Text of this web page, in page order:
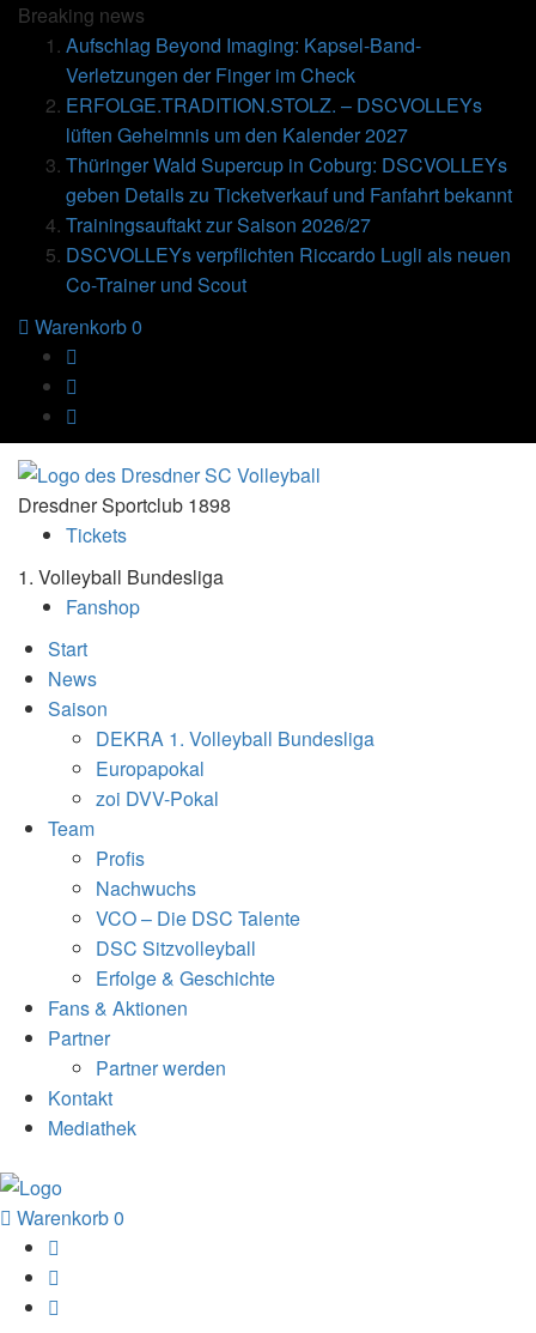
Breaking news
Aufschlag Beyond Imaging: Kapsel-Band-
Verletzungen der Finger im Check
ERFOLGE.TRADITION.STOLZ. – DSCVOLLEYs
lüften Geheimnis um den Kalender 2027
Thüringer Wald Supercup in Coburg: DSCVOLLEYs
geben Details zu Ticketverkauf und Fanfahrt bekannt
Trainingsauftakt zur Saison 2026/27
DSCVOLLEYs verpflichten Riccardo Lugli als neuen
Co-Trainer und Scout
Warenkorb0
Dresdner Sportclub 1898
Tickets
1. Volleyball Bundesliga
Fanshop
Start
News
Saison
DEKRA 1. Volleyball Bundesliga
Europapokal
zoi DVV-Pokal
Team
Profis
Nachwuchs
VCO – Die DSC Talente
DSC Sitzvolleyball
Erfolge & Geschichte
Fans & Aktionen
Partner
Partner werden
Kontakt
Mediathek
Warenkorb0